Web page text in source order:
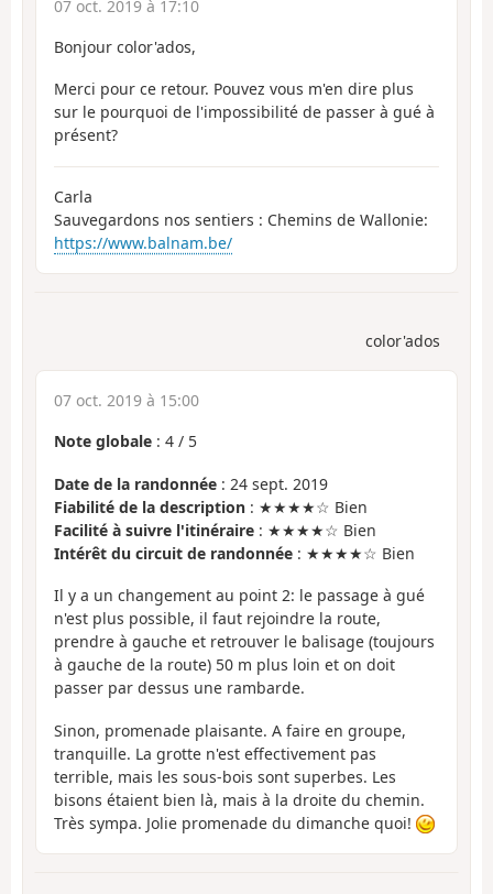
07 oct. 2019 à 17:10
Bonjour color'ados,
Merci pour ce retour. Pouvez vous m'en dire plus
sur le pourquoi de l'impossibilité de passer à gué à
présent?
Carla
Sauvegardons nos sentiers : Chemins de Wallonie:
https://www.balnam.be/
color'ados
07 oct. 2019 à 15:00
Note globale : 4 / 5
Date de la randonnée : 24 sept. 2019
Fiabilité de la description : ★★★★☆ Bien
Facilité à suivre l'itinéraire : ★★★★☆ Bien
Intérêt du circuit de randonnée : ★★★★☆ Bien
Il y a un changement au point 2: le passage à gué
n'est plus possible, il faut rejoindre la route,
prendre à gauche et retrouver le balisage (toujours
à gauche de la route) 50 m plus loin et on doit
passer par dessus une rambarde.
Sinon, promenade plaisante. A faire en groupe,
tranquille. La grotte n'est effectivement pas
terrible, mais les sous-bois sont superbes. Les
bisons étaient bien là, mais à la droite du chemin.
Très sympa. Jolie promenade du dimanche quoi!